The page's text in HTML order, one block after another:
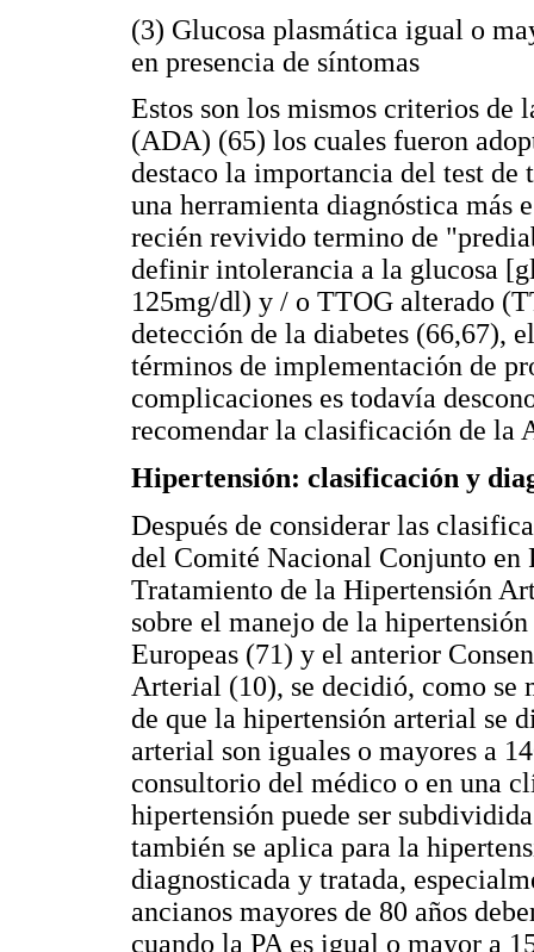
(3) Glucosa plasmática igual o
en presencia de síntomas
Estos son los mismos criterios de
(ADA) (65) los cuales fueron
destaco la importancia del test
una herramienta diagnóstica más
recién revivido termino de
definir intolerancia a la glucosa
125mg/dl) y / o TTOG alterado
detección de la diabetes (66,67),
términos de implementación de
complicaciones es todavía
recomendar la clasificación de la
Hipertensión: clasificación y
Después de considerar las
del Comité Nacional Conjunto en
Tratamiento de la Hipertensión
sobre el manejo de la
Europeas (71) y el anterior
Arterial (10), se decidió, como se
de que la hipertensión arterial se
arterial son iguales o mayores a
consultorio del médico o en una
hipertensión puede ser
también se aplica para la
diagnosticada y tratada,
ancianos mayores de 80 años
cuando la PA es igual o mayor a